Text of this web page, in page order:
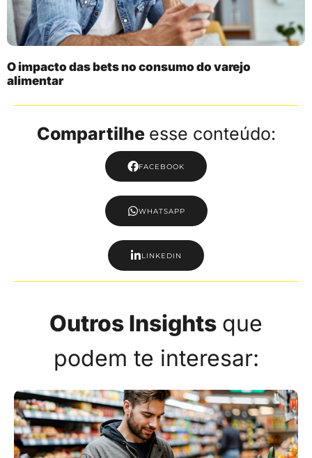
O impacto das bets no consumo do varejo
alimentar
Compartilhe esse conteúdo:
FACEBOOK
WHATSAPP
LINKEDIN
Outros Insights que
podem te interesar: